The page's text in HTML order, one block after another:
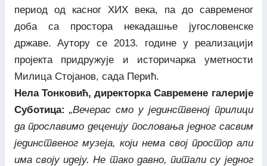
период од касног XИX века, па до савременог
доба са простора некадашње југословенске
државе. Аутору се 2013. године у реализацији
пројекта придружује и историчарка уметности
Милица Стојанов, сада Перић.
Нела Тонковић, директорка Савремене галерије
Суботица: „Вечерас смо у јединственој прилици
да прославимо деценију пословања једног сасвим
јединственог музеја, који нема свој простор али
има своју идеју. Не тако давно, питали су једног